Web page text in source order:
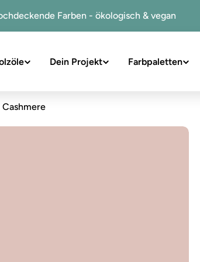
hochdeckende Farben - ökologisch & vegan
Dein Projekt Farbpaletten
suchen